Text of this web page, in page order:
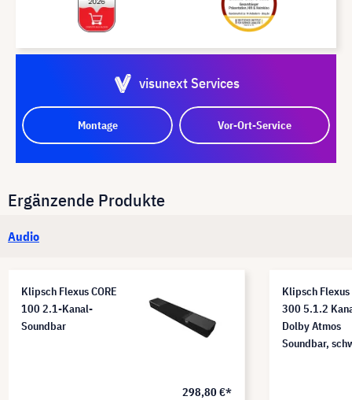
visunext Services
Montage Vor-Ort-Service
Ergänzende Produkte
Audio
Klipsch Flexus CORE
100 2.1-Kanal-
Soundbar
298,80 €*
Klipsch Flexus
300 5.1.2
Dolby Atmos
Soundbar,